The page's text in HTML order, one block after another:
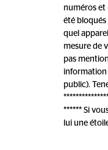
numéros et
été bloqués
quel
mesure de
pas
information
public).
****** Si
lui une